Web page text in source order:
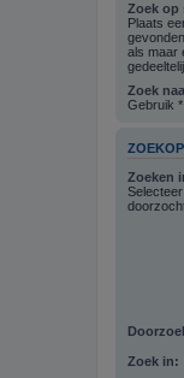
Zoek op
Plaats
als maar
Zoek
Gebruik
Zoeken
Zoek in: